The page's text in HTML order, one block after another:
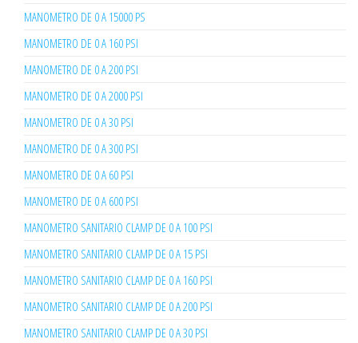
MANOMETRO DE 0 A 15000 PS
MANOMETRO DE 0 A 160 PSI
MANOMETRO DE 0 A 200 PSI
MANOMETRO DE 0 A 2000 PSI
MANOMETRO DE 0 A 30 PSI
MANOMETRO DE 0 A 300 PSI
MANOMETRO DE 0 A 60 PSI
MANOMETRO DE 0 A 600 PSI
MANOMETRO SANITARIO CLAMP DE 0 A 100 PSI
MANOMETRO SANITARIO CLAMP DE 0 A 15 PSI
MANOMETRO SANITARIO CLAMP DE 0 A 160 PSI
MANOMETRO SANITARIO CLAMP DE 0 A 200 PSI
MANOMETRO SANITARIO CLAMP DE 0 A 30 PSI